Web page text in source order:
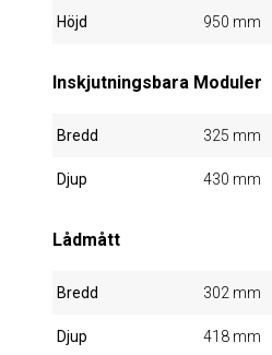
Höjd 950 mm
Inskjutningsbara Moduler
Bredd 325 mm
Djup 430 mm
Lådmått
Bredd 302 mm
Djup 418 mm